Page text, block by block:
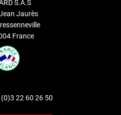
automatique des portes.
varie suivant la
de fonctionnement et selon
sécurité optimale, Thirard
certifiées A2P. En fonction
pouvez opter pour une
dedouble de clé Thirard
S.A.S
Jaurès
France
22 60 26 50